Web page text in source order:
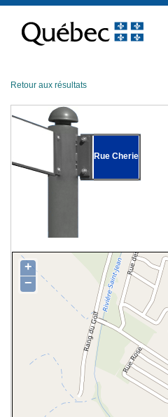
contenu
Retour aux résultats
Rue Cherie
+
−